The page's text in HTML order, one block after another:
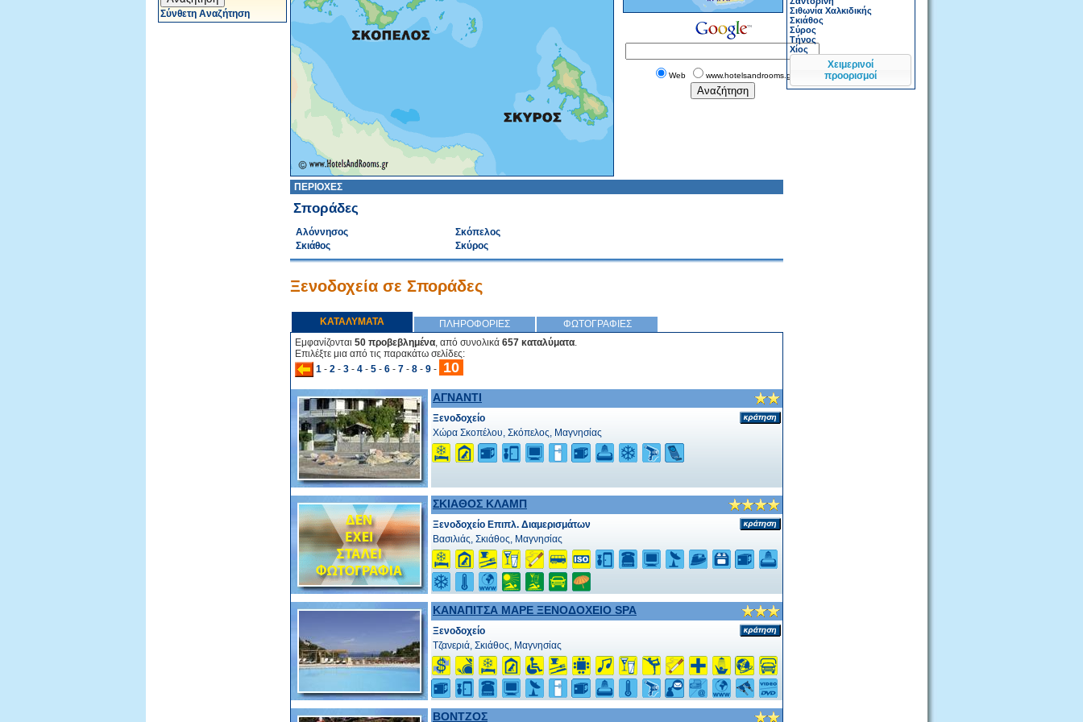
Σύνθετη Αναζήτηση
Web www.hotelsandrooms.gr
ΠΕΡΙΟΧΕΣ
Σποράδες
Αλόννησος
Σκιάθος
Σκόπελος
Σκύρος
Ξενοδοχεία σε Σποράδες
ΚΑΤΑΛΥΜΑΤΑ ΠΛΗΡΟΦΟΡΙΕΣ
ΦΩΤΟΓΡΑΦΙΕΣ
Εμφανίζονται 50 προβεβλημένα, από συνολικά 657 καταλύματα.
Επιλέξτε μια από τις παρακάτω σελίδες:
1 - 2 - 3 - 4 - 5 - 6 - 7 - 8 - 9 - 10
ΑΓΝΑΝΤΙ
Ξενοδοχείο
Χώρα Σκοπέλου, Σκόπελος, Μαγνησίας
ΣΚΙΑΘΟΣ ΚΛΑΜΠ
Ξενοδοχείο Επιπλ. Διαμερισμάτων
Βασιλιάς, Σκιάθος, Μαγνησίας
ΚΑΝΑΠΙΤΣΑ ΜΑΡΕ ΞΕΝΟΔΟΧΕΙΟ SPA
Ξενοδοχείο
Τζανεριά, Σκιάθος, Μαγνησίας
ΒΟΝΤΖΟΣ
Σιθωνία Χαλκιδικής
Σκιάθος
Σύρος
Τήνος
Χίος
Χειμερινοί
προορισμοί